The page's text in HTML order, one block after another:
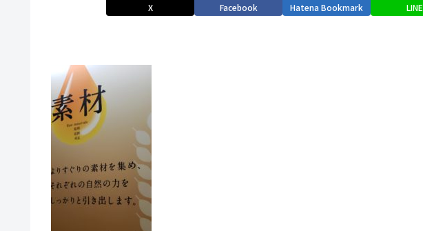
X Facebook Hatena Bookmark LINE